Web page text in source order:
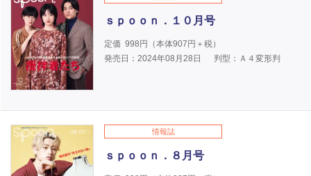
ｓｐｏｏｎ．１０月号
定価 998円（本体907円＋税）
発売日：2024年08月28日
判型：Ａ４変形判
情報誌
ｓｐｏｏｎ．８月号